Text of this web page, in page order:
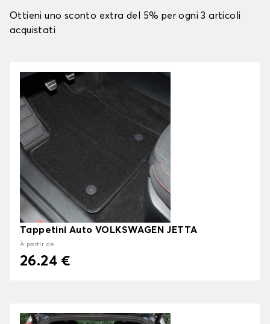
Ottieni uno sconto extra del 5% per ogni 3 articoli
acquistati
Tappetini Auto VOLKSWAGEN JETTA
À partir de
26.24 €